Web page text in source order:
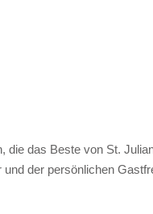
das Beste von St.
der persönlichen